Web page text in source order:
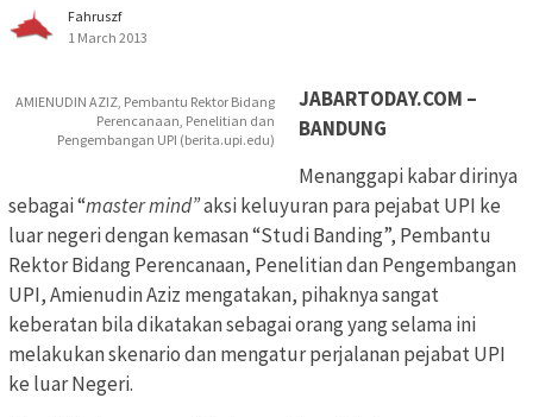
Fahruszf
1 March 2013
AMIENUDIN AZIZ, Pembantu Rektor Bidang
Perencanaan, Penelitian dan
Pengembangan UPI (berita.upi.edu)
JABARTODAY.COM –
BANDUNG
Menanggapi kabar dirinya
sebagai “master mind”aksi keluyuran para pejabat UPI ke
luar negeri dengan kemasan “Studi Banding”, Pembantu
Rektor Bidang Perencanaan, Penelitian dan Pengembangan
UPI, Amienudin Aziz mengatakan, pihaknya sangat
keberatan bila dikatakan sebagai orang yang selama ini
melakukan skenario dan mengatur perjalanan pejabat UPI
ke luar Negeri.